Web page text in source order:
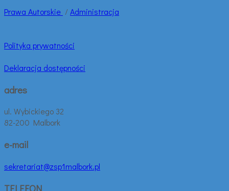
Prawa Autorskie /Administracja
Polityka prywatności
Deklaracja dostępności
adres
ul. Wybickiego 32
82-200 Malbork
e-mail
sekretariat@zsp1malbork.pl
TELEFON